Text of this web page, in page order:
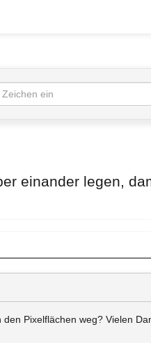
einander legen,
Pixelflächen weg? Vielen